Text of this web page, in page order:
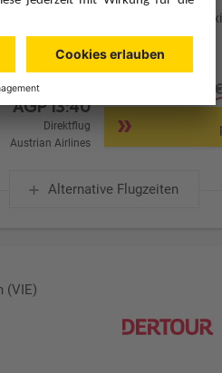
Optional:
Do., 28.1.27
AGP13:40
Direktflug
Austrian Airlines
€
Alternative Flugzeiten
(VIE)